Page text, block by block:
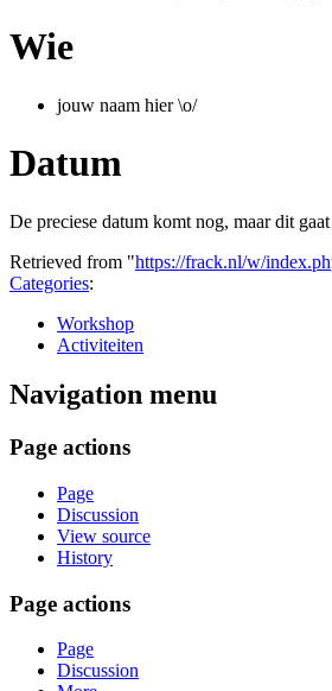
Wie
jouw naam hier \o/
Datum
De preciese datum komt nog, maar dit
Retrieved from "https://frack.nl/w/
Categories:
Workshop
Activiteiten
Navigation menu
Page actions
Page
Discussion
View source
History
Page actions
Page
Discussion